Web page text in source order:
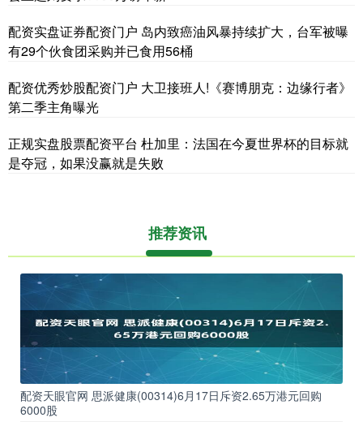
配资实盘证券配资门户 岛内致癌油风暴持续扩大，台军被曝
有29个伙食团采购并已食用56桶
配资优秀炒股配资门户 大卫接班人!《赛博朋克：边缘行者》
第二季主角曝光
正规实盘股票配资平台 杜加里：法国在今夏世界杯的目标就
是夺冠，如果没赢就是失败
推荐资讯
配资天眼官网 思派健康(00314)6月17日斥资2.65万港元回购
6000股